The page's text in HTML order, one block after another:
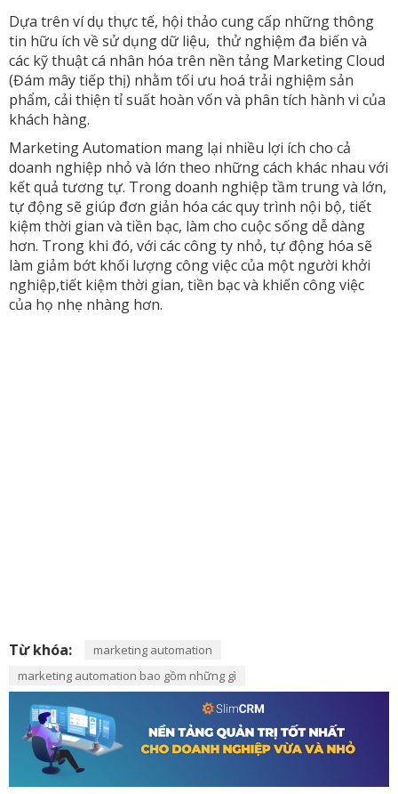
Dựa trên ví dụ thực tế, hội thảo cung cấp những thông
tin hữu ích về sử dụng dữ liệu, thử nghiệm đa biến và
các kỹ thuật cá nhân hóa trên nền tảng Marketing Cloud
(Đám mây tiếp thị) nhằm tối ưu hoá trải nghiệm sản
phẩm, cải thiện tỉ suất hoàn vốn và phân tích hành vi của
khách hàng.
Marketing Automation mang lại nhiều lợi ích cho cả
doanh nghiệp nhỏ và lớn theo những cách khác nhau với
kết quả tương tự. Trong doanh nghiệp tầm trung và lớn,
tự động sẽ giúp đơn giản hóa các quy trình nội bộ, tiết
kiệm thời gian và tiền bạc, làm cho cuộc sống dễ dàng
hơn. Trong khi đó, với các công ty nhỏ, tự động hóa sẽ
làm giảm bớt khối lượng công việc của một người khởi
nghiệp,tiết kiệm thời gian, tiền bạc và khiến công việc
của họ nhẹ nhàng hơn.
Từ khóa:
marketing automation
marketing automation bao gồm những gì